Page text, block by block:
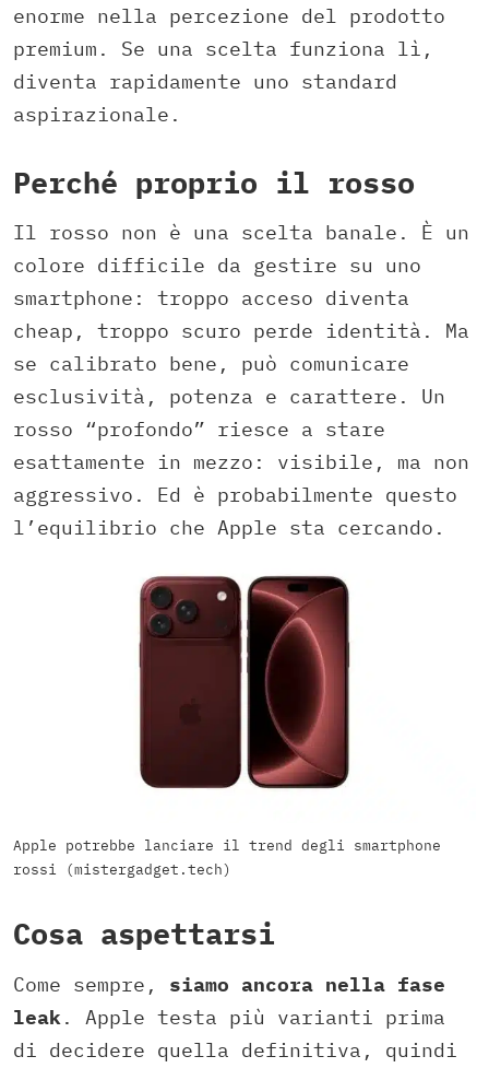
enorme nella percezione del prodotto
premium. Se una scelta funziona lì,
diventa rapidamente uno standard
aspirazionale.
Perché proprio il rosso
Il rosso non è una scelta banale. È un
colore difficile da gestire su uno
smartphone: troppo acceso diventa
cheap, troppo scuro perde identità. Ma
se calibrato bene, può comunicare
esclusività, potenza e carattere. Un
rosso “profondo” riesce a stare
esattamente in mezzo: visibile, ma non
aggressivo. Ed è probabilmente questo
l’equilibrio che Apple sta cercando.
Apple potrebbe lanciare il trend degli smartphone
rossi (mistergadget.tech)
Cosa aspettarsi
Come sempre, siamo ancora nella fase
leak. Apple testa più varianti prima
di decidere quella definitiva, quindi